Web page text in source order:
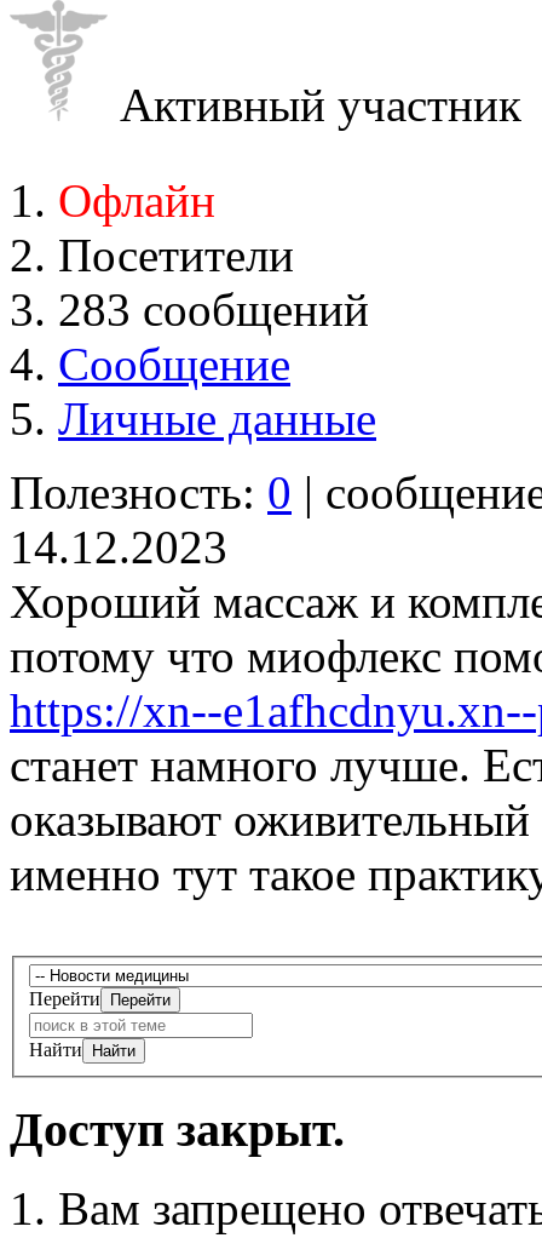
Активный участник
Офлайн
Посетители
283 сообщений
Сообщение
Личные данные
Полезность: 0 |
14.12.2023
Хороший массаж и
потому что миофлекс
https://xn--
станет намного лучше.
оказывают
именно тут такое
Перейти
Найти
Доступ закрыт.
Вам запрещено